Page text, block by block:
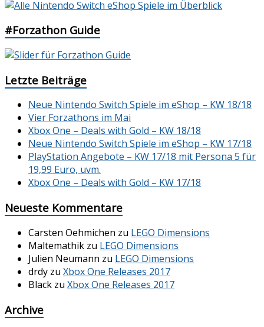
#Forzathon Guide
Letzte Beiträge
Neue Nintendo Switch Spiele im eShop – KW 18/18
Vier Forzathons im Mai
Xbox One – Deals with Gold – KW 18/18
Neue Nintendo Switch Spiele im eShop – KW 17/18
PlayStation Angebote – KW 17/18 mit Persona 5 für
19,99 Euro, uvm.
Xbox One – Deals with Gold – KW 17/18
Neueste Kommentare
Carsten Oehmichen zu LEGO Dimensions
Maltemathik zu LEGO Dimensions
Julien Neumann zu LEGO Dimensions
drdy zu Xbox One Releases 2017
Black zu Xbox One Releases 2017
Archive